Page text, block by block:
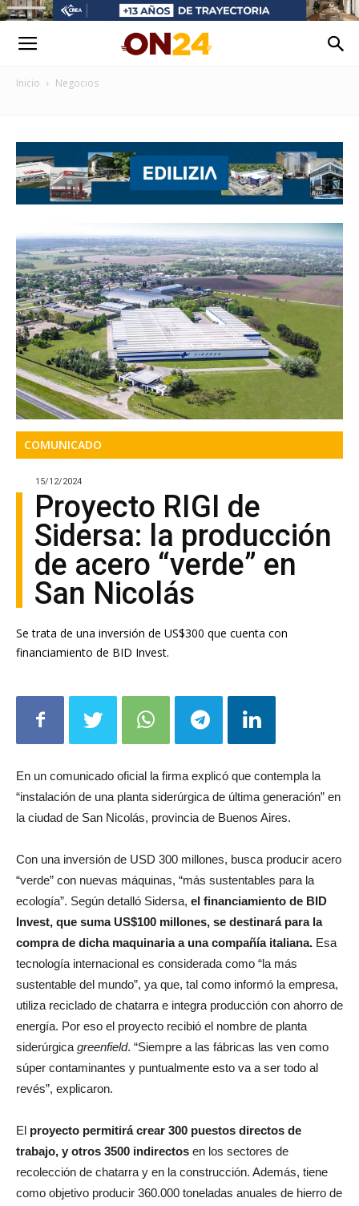
Inicio Negocios
COMUNICADO
15/12/2024
Proyecto RIGI de
Sidersa: la producción
de acero “verde” en
San Nicolás
Se trata de una inversión de US$300 que cuenta con
financiamiento de BID Invest.
En un comunicado oficial la firma explicó que contempla la
“instalación de una planta siderúrgica de última generación” en
la ciudad de San Nicolás, provincia de Buenos Aires.
Con una inversión de USD 300 millones, busca producir acero
“verde” con nuevas máquinas, “más sustentables para la
ecología”. Según detalló Sidersa, el financiamiento de BID
Invest, que suma US$100 millones, se destinará para la
compra de dicha maquinaria a una compañía italiana. Esa
tecnología internacional es considerada como “la más
sustentable del mundo”, ya que, tal como informó la empresa,
utiliza reciclado de chatarra e integra producción con ahorro de
energía. Por eso el proyecto recibió el nombre de planta
siderúrgicagreenfield. “Siempre a las fábricas las ven como
súper contaminantes y puntualmente esto va a ser todo al
revés”, explicaron.
El proyecto permitirá crear 300 puestos directos de
trabajo, y otros 3500 indirectos en los sectores de
recolección de chatarra y en la construcción. Además, tiene
como objetivo producir 360.000 toneladas anuales de hierro de